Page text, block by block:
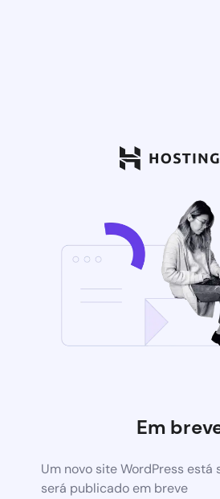
Em
Um novo site WordPress está
será publicado em breve